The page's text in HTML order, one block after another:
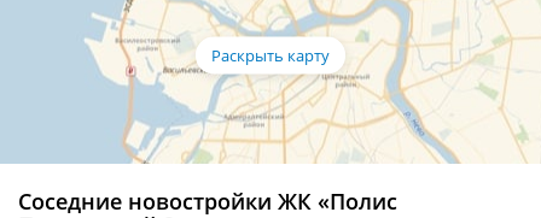
Соседние новостройки ЖК «Полис